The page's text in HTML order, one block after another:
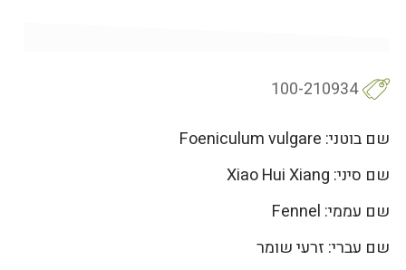
100-210934
שם בוטני: Foeniculum vulgare
שם סיני: Xiao Hui Xiang
שם עממי: Fennel
שם עברי: זרעי שומר